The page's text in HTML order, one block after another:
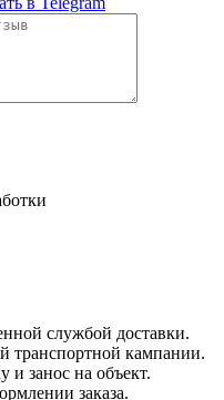
службой доставки.
транспортной кампании.
и занос на объект.
заказа.